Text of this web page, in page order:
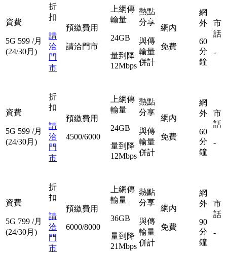
資費
5G 599 /月
(24/30月)
折
扣
請
洽
門
市
預繳費用
請洽門市
上網傳
輸量
24GB
量到降
12Mbps
熱點
分享
與傳
輸量
併計
網內
免費
網
外
60
分
鐘
市
話
-
資費
5G 599 /月
(24/30月)
折
扣
請
洽
門
市
預繳費用
4500/6000
上網傳
輸量
24GB
量到降
12Mbps
熱點
分享
與傳
輸量
併計
網內
免費
網
外
60
分
鐘
市
話
-
資費
5G 799 /月
(24/30月)
折
扣
請
洽
門
市
預繳費用
6000/8000
上網傳
輸量
36GB
量到降
21Mbps
熱點
分享
與傳
輸量
併計
網內
免費
網
外
90
分
鐘
市
話
-